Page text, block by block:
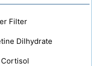
Filter
Dilhydrate